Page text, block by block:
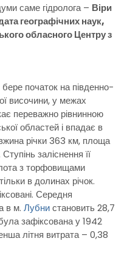
саме гідролога – Віри
географічних наук,
обласного Центру з
початок на південно-
височини, у межах
переважно рівнинною
областей і впадає в
річки 363 км, площа
заліснення її
з торфовищами
в долинах річок.
Середня
в м. Лубнистановить 28,7
зафіксована у 1942
літня витрата – 0,38